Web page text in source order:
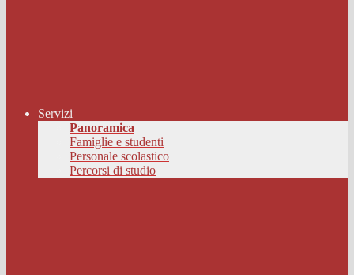
Servizi
Panoramica
Famiglie e studenti
Personale scolastico
Percorsi di studio